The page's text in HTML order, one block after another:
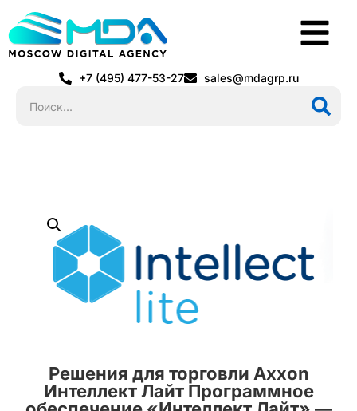
+7 (495) 477-53-27 sales@mdagrp.ru
Решения для торговли Axxon
Интеллект Лайт Программное